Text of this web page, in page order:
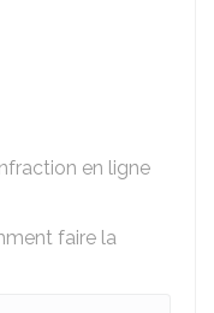
en ligne
faire la